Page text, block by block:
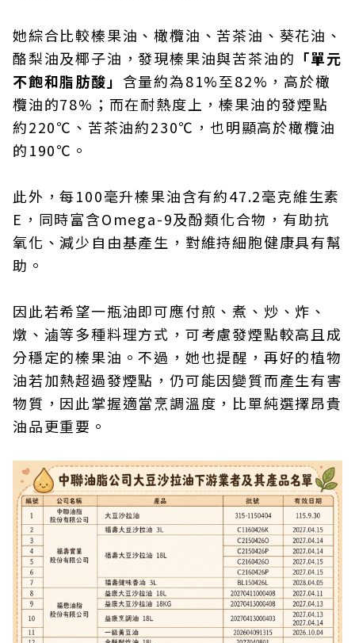
她綜合比較榛果油、橄欖油、苦茶油、葵花油、
酪梨油及椰子油，發現榛果油與苦茶油的 「單元
不飽和脂肪酸」 含量約為81%至82%，高於橄
欖油的78%；而在耐熱度上，榛果油的發煙點
約220℃、苦茶油約230℃，也明顯高於橄欖油
的190℃。
此外，每100毫升榛果油含有約47.2毫克維生素
E，同時富含Omega-9及酚類化合物，有助抗
氧化、減少自由基產生，對維持細胞健康具有幫
助。
因此若希望一瓶油即可應付煎、煮、炒、炸、
燉、滷等多種料理方式，可考慮發煙點較高且成
分穩定的榛果油。不過，她也提醒，再好的植物
油若加熱超過發煙點，仍可能因變質而產生有害
物質，因此掌握適當烹調溫度，比單純選擇昂貴
油品更重要。